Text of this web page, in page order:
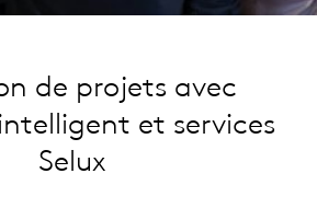
de projets avec
et services
Selux